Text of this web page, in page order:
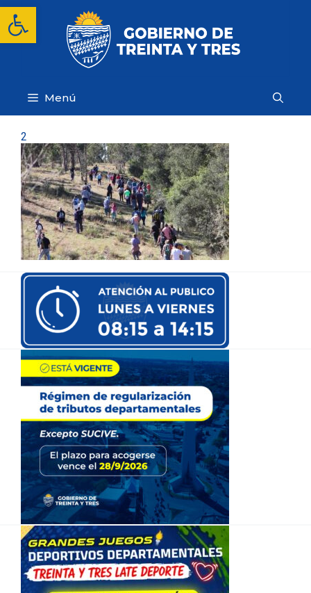
Abrir barra de herramientas
Saltar
contenido
Menú
2